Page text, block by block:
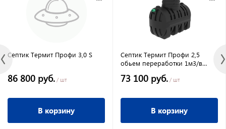
Септик Термит Профи 3,0 S
86 800 руб. / шт
В корзину
Септик Термит Профи 2,5
обьем переработки 1м3/в
73 100 руб. / шт
В корзину